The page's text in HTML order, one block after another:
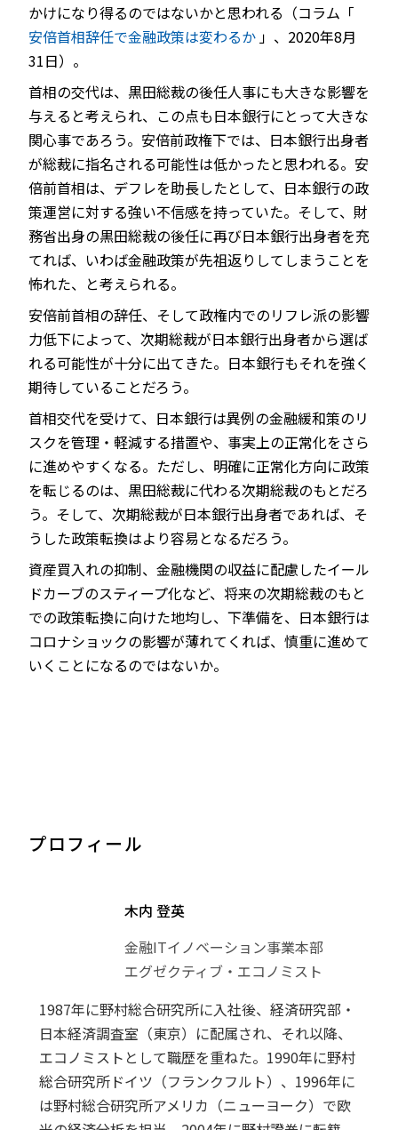
かけになり得るのではないかと思われる（コラム「
安倍首相辞任で金融政策は変わるか」、2020年8月
31日）。
首相の交代は、黒田総裁の後任人事にも大きな影響を
与えると考えられ、この点も日本銀行にとって大きな
関心事であろう。安倍前政権下では、日本銀行出身者
が総裁に指名される可能性は低かったと思われる。安
倍前首相は、デフレを助長したとして、日本銀行の政
策運営に対する強い不信感を持っていた。そして、財
務省出身の黒田総裁の後任に再び日本銀行出身者を充
てれば、いわば金融政策が先祖返りしてしまうことを
怖れた、と考えられる。
安倍前首相の辞任、そして政権内でのリフレ派の影響
力低下によって、次期総裁が日本銀行出身者から選ば
れる可能性が十分に出てきた。日本銀行もそれを強く
期待していることだろう。
首相交代を受けて、日本銀行は異例の金融緩和策のリ
スクを管理・軽減する措置や、事実上の正常化をさら
に進めやすくなる。ただし、明確に正常化方向に政策
を転じるのは、黒田総裁に代わる次期総裁のもとだろ
う。そして、次期総裁が日本銀行出身者であれば、そ
うした政策転換はより容易となるだろう。
資産買入れの抑制、金融機関の収益に配慮したイール
ドカーブのスティープ化など、将来の次期総裁のもと
での政策転換に向けた地均し、下準備を、日本銀行は
コロナショックの影響が薄れてくれば、慎重に進めて
いくことになるのではないか。
プロフィール
木内 登英
金融ITイノベーション事業本部
エグゼクティブ・エコノミスト
1987年に野村総合研究所に入社後、経済研究部・
日本経済調査室（東京）に配属され、それ以降、
エコノミストとして職歴を重ねた。1990年に野村
総合研究所ドイツ（フランクフルト）、1996年に
は野村総合研究所アメリカ（ニューヨーク）で欧